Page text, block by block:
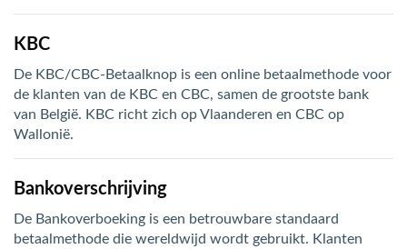
(Warmtepompen en warmtepompboilers)
KBC
De KBC/CBC-Betaalknop is een online betaalmethode voor
de klanten van de KBC en CBC, samen de grootste bank
van België. KBC richt zich op Vlaanderen en CBC op
Wallonië.
Bankoverschrijving
De Bankoverboeking is een betrouwbare standaard
betaalmethode die wereldwijd wordt gebruikt. Klanten